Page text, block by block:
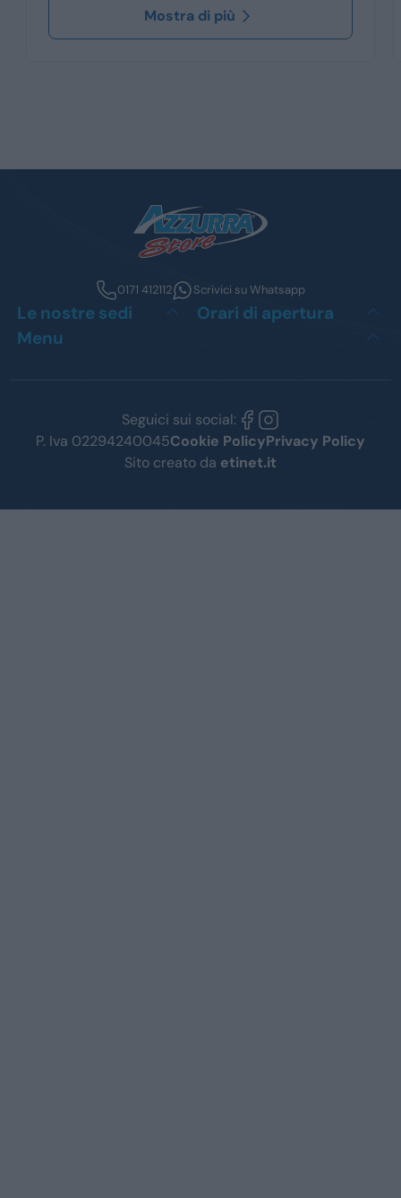
Mostra di più
0171 412112 Scrivici su Whatsapp
Le nostre sedi
Orari di apertura
Menu
Seguici sui social:
P. Iva 02294240045Cookie PolicyPrivacy Policy
Sito creato da etinet.it